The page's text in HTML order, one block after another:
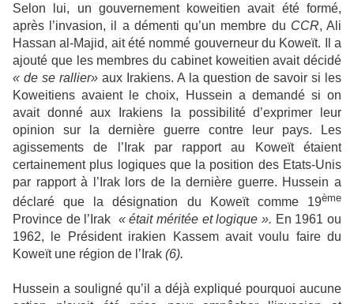
Selon lui, un gouvernement koweitien avait été formé,
après l’invasion, il a démenti qu’un membre du CCR, Ali
Hassan al-Majid, ait été nommé gouverneur du Koweït. Il a
ajouté que les membres du cabinet koweitien avait décidé
« de se rallier» aux Irakiens. A la question de savoir si les
Koweitiens avaient le choix, Hussein a demandé si on
avait donné aux Irakiens la possibilité d’exprimer leur
opinion sur la dernière guerre contre leur pays. Les
agissements de l’Irak par rapport au Koweït étaient
certainement plus logiques que la position des Etats-Unis
par rapport à l’Irak lors de la dernière guerre. Hussein a
déclaré que la désignation du Koweït comme 19ème
Province de l’Irak « était méritée et logique ». En 1961 ou
1962, le Président irakien Kassem avait voulu faire du
Koweït une région de l’Irak (6).
Hussein a souligné qu’il a déjà expliqué pourquoi aucune